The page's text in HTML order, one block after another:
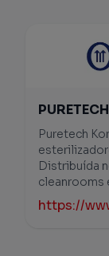
Puretech
Distribuída
cleanrooms
https://